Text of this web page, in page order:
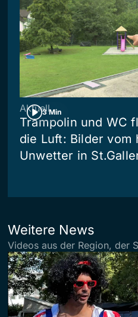
3 Min
Aktuell
Trampolin und WC
die Luft: Bilder vom
Unwetter in
Weitere News
Videos aus der Region, der